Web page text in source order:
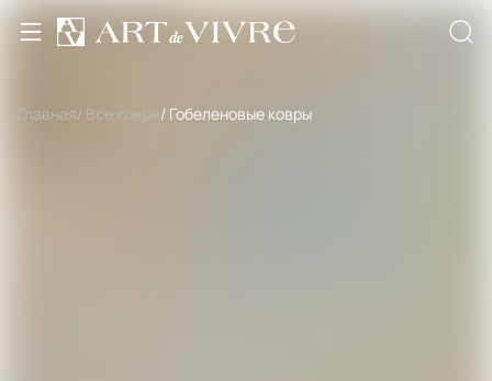
Главная/ Все ковры/ Гобеленовые ковры